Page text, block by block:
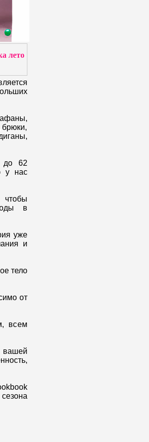
лето
брюки,
до 62
у нас
чтобы
в
уже
и
тело
от
всем